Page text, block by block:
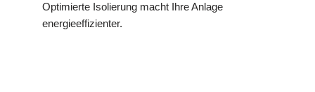
Optimierte Isolierung macht Ihre Anlage
energieeffizienter.